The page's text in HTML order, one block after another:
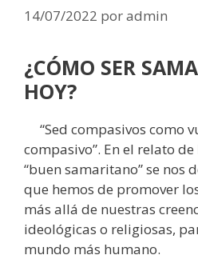
14/07/2022 poradmin
¿CÓMO SER
HOY?
“Sed compasivos como
compasivo”. En el relato
“buen samaritano” se nos
que hemos de promover
más allá de nuestras
ideológicas o religiosas,
mundo más humano.